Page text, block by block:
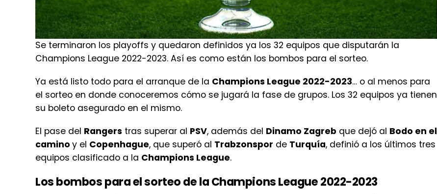
Se terminaron los playoffs y quedaron definidos ya los 32 equipos que disputarán la
Champions League 2022-2023. Así es como están los bombos para el sorteo.
Ya está listo todo para el arranque de la Champions League 2022-2023… o al menos para
el sorteo en donde conoceremos cómo se jugará la fase de grupos. Los 32 equipos ya tienen
su boleto asegurado en el mismo.
El pase del Rangers tras superar al PSV, además del Dinamo Zagreb que dejó al Bodo en el
camino y el Copenhague, que superó al Trabzonspor de Turquía, definió a los últimos tres
equipos clasificado a la Champions League.
Los bombos para el sorteo de la Champions League 2022-2023